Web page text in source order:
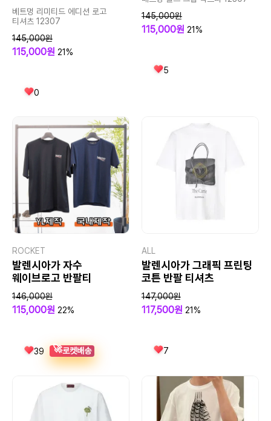
베트멍 리미티드 에디션 로고
티셔츠 12307
145,000원
115,000원 21%
0
145,000원
115,000원 21%
5
ROCKET
발렌시아가 자수
웨이브로고 반팔티
146,000원
115,000원 22%
39 🚀로켓배송
ALL
발렌시아가 그래픽 프린팅
코튼 반팔 티셔츠
147,000원
117,500원 21%
7